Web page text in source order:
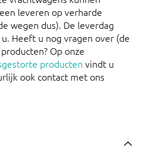
leveren op verharde
wegen dus). De leverdag
Heeft u nog vragen over (de
Op onze
producten vindt u
ook contact met ons